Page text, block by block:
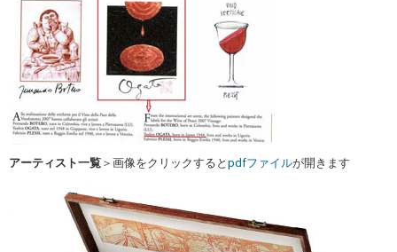
アーティスト一覧 ＞画像をクリックすると pdfファイルが開きます